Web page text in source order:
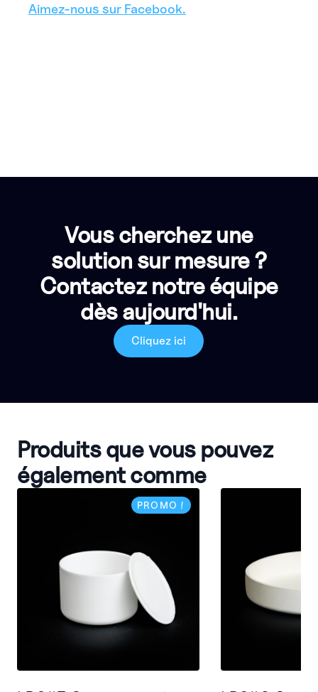
Aimez-nous sur Facebook.
Vous cherchez une
solution sur mesure ?
Contactez notre équipe
dès aujourd'hui.
Cliquez ici
Produits que vous pouvez
également comme
PROMO !